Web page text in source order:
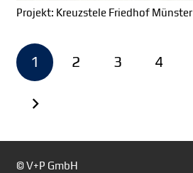
Projekt: Kreuzstele Friedhof Münster
1 2 3 4
© V+P GmbH